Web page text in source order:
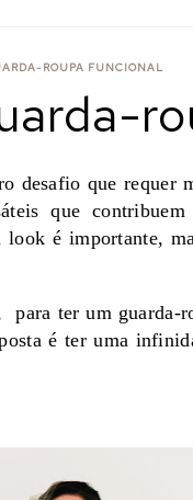
ROUPA FUNCIONAL
desafio que requer
que
é importante,
para ter um
é ter uma